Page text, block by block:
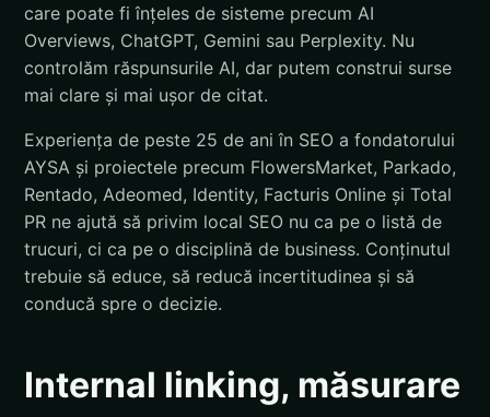
care poate fi înțeles de sisteme precum AI
Overviews, ChatGPT, Gemini sau Perplexity. Nu
controlăm răspunsurile AI, dar putem construi surse
mai clare și mai ușor de citat.
Experiența de peste 25 de ani în SEO a fondatorului
AYSA și proiectele precum FlowersMarket, Parkado,
Rentado, Adeomed, Identity, Facturis Online și Total
PR ne ajută să privim local SEO nu ca pe o listă de
trucuri, ci ca pe o disciplină de business. Conținutul
trebuie să educe, să reducă incertitudinea și să
conducă spre o decizie.
Internal linking, măsurare